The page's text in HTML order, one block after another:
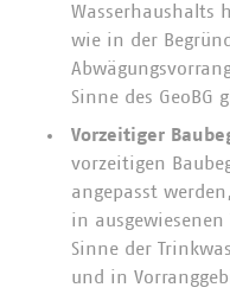
Wasserhaushalts
wie in der
Sinne des GeoBG
Vorzeitiger
vorzeitigen
angepasst
in
Sinne der
und in